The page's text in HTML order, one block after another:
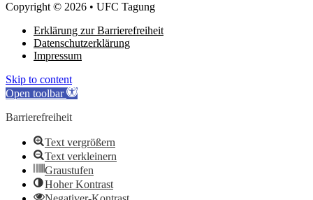
Copyright © 2026 • UFC Tagung
Erklärung zur Barrierefreiheit
Datenschutzerklärung
Impressum
Skip to content
Open toolbar
Barrierefreiheit
Text vergrößern
Text verkleinern
Graustufen
Hoher Kontrast